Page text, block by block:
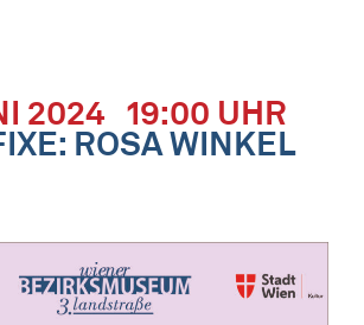
2024 19:00 UHR
ROSA WINKEL